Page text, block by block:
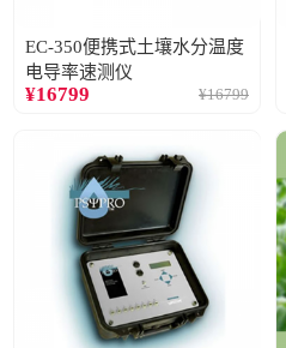
EC-350便携式土壤水分温度
电导率速测仪
¥16799 ¥16799